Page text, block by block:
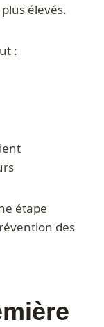
élevés.
:
étape
des